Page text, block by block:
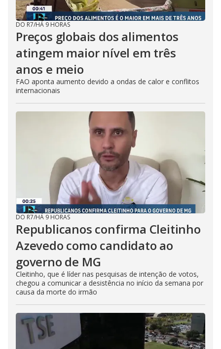
DO R7/HÁ 9 HORAS
Preços globais dos alimentos
atingem maior nível em três
anos e meio
FAO aponta aumento devido a ondas de calor e conflitos
internacionais
DO R7/HÁ 9 HORAS
Republicanos confirma Cleitinho
Azevedo como candidato ao
governo de MG
Cleitinho, que é líder nas pesquisas de intenção de votos,
chegou a comunicar a desistência no início da semana por
causa da morte do irmão